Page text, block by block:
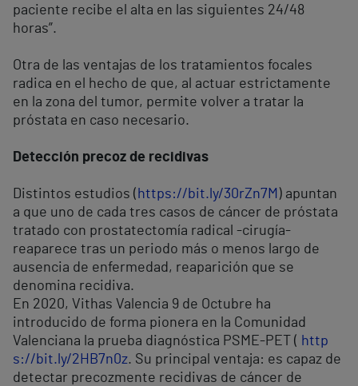
paciente recibe el alta en las siguientes 24/48
horas”.
Otra de las ventajas de los tratamientos focales
radica en el hecho de que, al actuar estrictamente
en la zona del tumor, permite volver a tratar la
próstata en caso necesario.
Detección precoz de recidivas
Distintos estudios ( https://bit.ly/30rZn7M ) apuntan
a que uno de cada tres casos de cáncer de próstata
tratado con prostatectomía radical -cirugía-
reaparece tras un periodo más o menos largo de
ausencia de enfermedad, reaparición que se
denomina recidiva.
En 2020, Vithas Valencia 9 de Octubre ha
introducido de forma pionera en la Comunidad
Valenciana la prueba diagnóstica PSME-PET ( http
s://bit.ly/2HB7n0z. Su principal ventaja: es capaz de
detectar precozmente recidivas de cáncer de